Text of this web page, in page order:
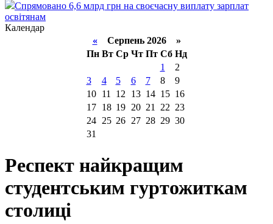
Спрямовано 6,6 млрд грн на своєчасну виплату зарплат
освітянам
Календар
«Серпень 2026 »
Пн Вт Ср Чт Пт Сб Нд
1
2
3
4 5 6 7 8
9
10
11 12 13 14 15 16
17
18 19 20 21 22 23
24
25 26 27 28 29 30
31
Респект найкращим
студентським гуртожиткам
столиці